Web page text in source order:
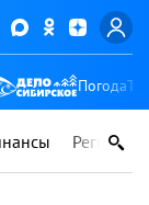
Погода
Регионы